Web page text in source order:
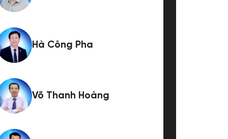
Hà Công Pha
Võ Thanh Hoàng